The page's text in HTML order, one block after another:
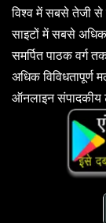
विश्व में सबसे तेजी से
साइटों में सबसे अधिक
समर्पित पाठक वर्ग
अधिक विविधतापूर्ण
ऑनलाइन संपादकीय